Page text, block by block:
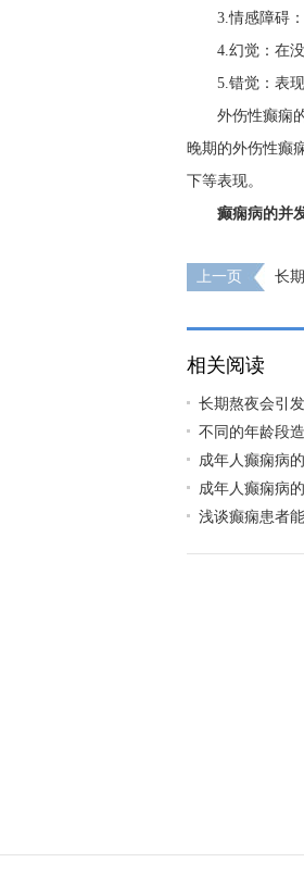
3.情感障碍
4.幻觉：在
5.错觉：表
外伤性癫痫
晚期的外伤性癫
下等表现。
癫痫病的并
上一页 长
相关阅读
长期熬夜会引
不同的年龄段
成年人癫痫病
成年人癫痫病
浅谈癫痫患者